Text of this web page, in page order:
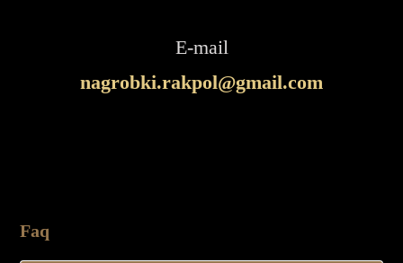
E-mail
nagrobki.rakpol@gmail.com
Faq